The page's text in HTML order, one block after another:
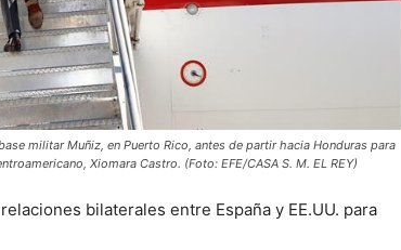
militar Muñiz, en Puerto Rico, antes de partir hacia Honduras para
Xiomara Castro. (Foto: EFE/CASA S. M. EL REY)
bilaterales entre España y EE.UU. para